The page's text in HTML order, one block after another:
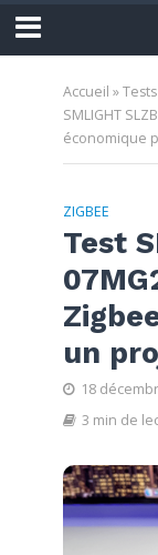
Accueil »Tests
SMLIGHT
économique
ZIGBEE
Test
un
18
3 min de